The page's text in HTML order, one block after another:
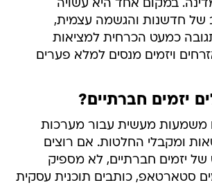
במקום אחד היא עשויה
של חדשנות והגשמה עצמית,
כמעט הכרחית למציאות
ויזמים מנסים למלא פערים
יזמים חברתיים?
משמעות מעשית עבור מערכות
ומקבלי החלטות. אם רוצים
יזמים חברתיים, לא מספיק
סטארטאפ, כותבים תוכנית עסקית